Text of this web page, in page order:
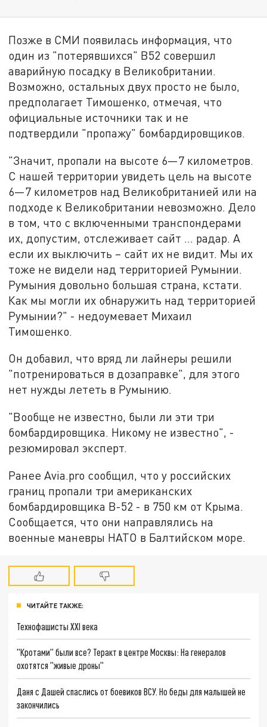
Позже в СМИ появилась информация, что
один из "потерявшихся" B52 совершил
аварийную посадку в Великобритании.
Возможно, остальных двух просто не было,
предполагает Тимошенко, отмечая, что
официальные источники так и не
подтвердили "пропажу" бомбардировщиков.
"Значит, пропали на высоте 6—7 километров.
С нашей территории увидеть цель на высоте
6—7 километров над Великобританией или на
подходе к Великобритании невозможно. Дело
в том, что с включенными транспондерами
их, допустим, отслеживает сайт … радар. А
если их выключить – сайт их не видит. Мы их
тоже не видели над территорией Румынии.
Румыния довольно большая страна, кстати.
Как мы могли их обнаружить над территорией
Румынии?" - недоумевает Михаил
Тимошенко.
Он добавил, что вряд ли лайнеры решили
"потренироваться в дозаправке", для этого
нет нужды лететь в Румынию.
"Вообще не известно, были ли эти три
бомбардировщика. Никому не известно", -
резюмировал эксперт.
Ранее Avia.pro сообщил, что у российских
границ пропали три американских
бомбардировщика B-52 - в 750 км от Крыма.
Сообщается, что они направлялись на
военные маневры НАТО в Балтийском море.
ЧИТАЙТЕ ТАКЖЕ:
Технофашисты XXI века
"Кротами" были все? Теракт в центре Москвы: На генералов
охотятся "живые дроны"
Даня с Дашей спаслись от боевиков ВСУ. Но беды для малышей не
закончились